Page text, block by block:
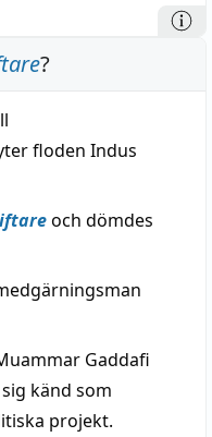
?
floden Indus
och dömdes
Gaddafi
känd som
projekt.